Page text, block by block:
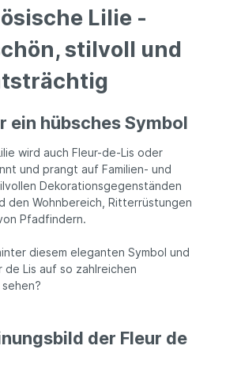
Lilie -
stilvoll und
ein hübsches Symbol
wird auch Fleur-de-Lis oder
und prangt auf Familien- und
Dekorationsgegenständen
den Wohnbereich, Ritterrüstungen
Pfadfindern.
diesem eleganten Symbol und
de Lis auf so zahlreichen
der Fleur de